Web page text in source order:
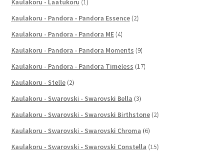
Kaulakoru - Laatukoru (1)
Kaulakoru - Pandora - Pandora Essence (2)
Kaulakoru - Pandora - Pandora ME (4)
Kaulakoru - Pandora - Pandora Moments (9)
Kaulakoru - Pandora - Pandora Timeless (17)
Kaulakoru - Stelle (2)
Kaulakoru - Swarovski - Swarovski Bella (3)
Kaulakoru - Swarovski - Swarovski Birthstone (2)
Kaulakoru - Swarovski - Swarovski Chroma (6)
Kaulakoru - Swarovski - Swarovski Constella (15)